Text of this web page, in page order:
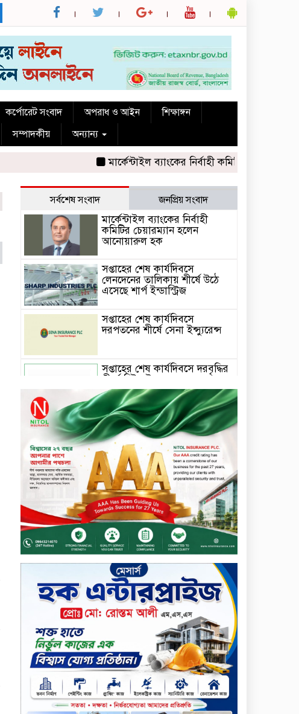
কর্পোরেট সংবাদ অপরাধ ও আইন
শিক্ষাঙ্গন
সম্পাদকীয় অন্যান্য
মার্কেন্টাইল ব্যাংকের নির্বাহী কমিটির চেয়ারম্যান
সর্বশেষ সংবাদ জনপ্রিয় সংবাদ
মার্কেন্টাইল ব্যাংকের নির্বাহী
কমিটির চেয়ারম্যান হলেন
আনোয়ারুল হক
সপ্তাহের শেষ কার্যদিবসে
লেনদেনের তালিকায় শীর্ষে উঠে
এসেছে শার্প ইন্ডাস্ট্রিজ
সপ্তাহের শেষ কার্যদিবসে
দরপতনের শীর্ষে সেনা ইন্স্যুরেন্স
সপ্তাহের শেষ কার্যদিবসে দরবৃদ্ধির
শীর্ষে নিটল ইন্স্যুরেন্স
সিলেটের ওসমানীনগরে দুই বাসের
মুখোমুখি সংঘর্ষে ৮ জন নিহত
২০২৯ সালের মধ্যে বাংলাদেশের
সবচেয়ে বিশ্বস্ত, টেকসই ও
ক্যাশলেস ব্যাংক হওয়ার লক্ষ্য
নিয়ে ‘ভিশন ২০২৯’ উন্মোচন করল
কমিউনিটি ব্যাংক বাংলাদেশ
পিএলসি
শিক্ষার্থীদের জন্য দারাজে
এক্সক্লুসিভ ডিসকাউন্ট নিয়ে আসছে
রিয়েলমি সি১০০এক্স
পরিবারের কাছে কিশোরের
কান্নাজড়িত কণ্ঠ শোনিয়ে ১২ লাখ
টাকা মুক্তিপণ দাবি, টাকা না পেয়ে
শ্বাসরোধে হত্যা—আলোচিত
রাফিজ হত্যা মামলার অন্যতম
আসামি গাজীপুর থেকে গ্রেফতার
নড়াইলে বিএনপির ৬ নেতার
বহিষ্কারাদেশ প্রত্যাহার